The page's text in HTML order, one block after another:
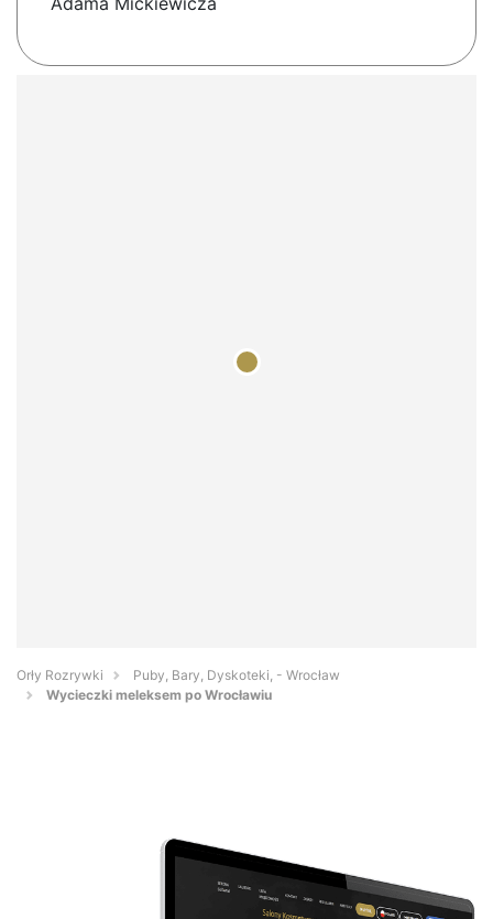
Orły Rozrywki
Puby, Bary, Dyskoteki, - Wrocław
Wycieczki meleksem po Wrocławiu